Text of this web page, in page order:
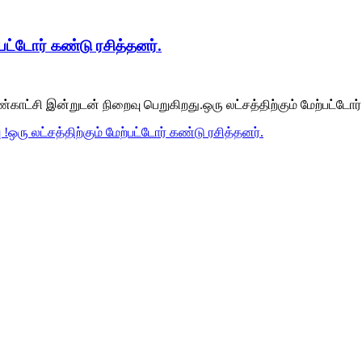
கண்டு ரசித்தனர்.
இன்றுடன் நிறைவு பெறுகிறது.ஒரு லட்சத்திற்கும்
!ஒரு லட்சத்திற்கும் மேற்பட்டோர் கண்டு ரசித்தனர்.